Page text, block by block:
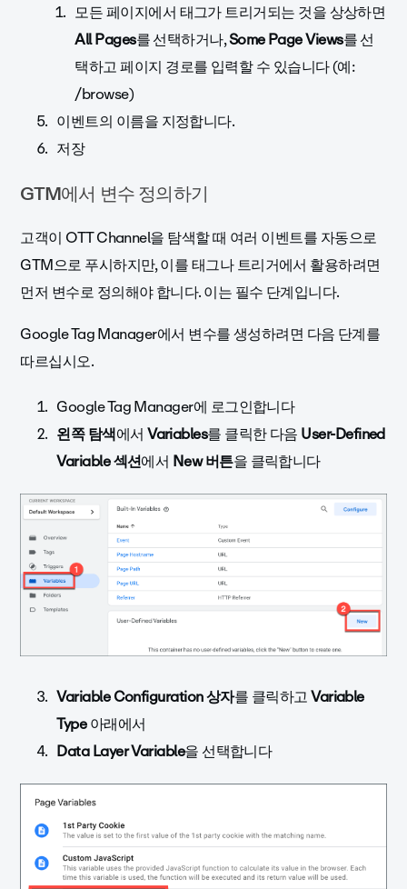
모든 페이지에서 태그가 트리거되는 것을 상상하면
All Pages를 선택하거나,Some Page Views를 선
택하고 페이지 경로를 입력할 수 있습니다 (예:
/browse)
이벤트의 이름을 지정합니다.
저장
GTM에서 변수 정의하기
고객이 OTT Channel을 탐색할 때 여러 이벤트를 자동으로
GTM으로 푸시하지만, 이를 태그나 트리거에서 활용하려면
먼저 변수로 정의해야 합니다. 이는 필수 단계입니다.
Google Tag Manager에서 변수를 생성하려면 다음 단계를
따르십시오.
Google Tag Manager에 로그인합니다
왼쪽 탐색에서Variables를 클릭한 다음User-Defined
Variable 섹션에서 New 버튼을 클릭합니다
Variable Configuration 상자를 클릭하고Variable
Type아래에서
Data Layer Variable을 선택합니다